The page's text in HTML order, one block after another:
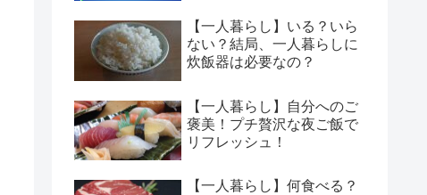
【一人暮らし】いる？いら
ない？結局、一人暮らしに
炊飯器は必要なの？
【一人暮らし】自分へのご
褒美！プチ贅沢な夜ご飯で
リフレッシュ！
【一人暮らし】何食べる？